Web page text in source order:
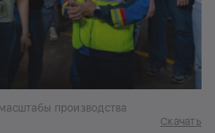
производства
Скачать